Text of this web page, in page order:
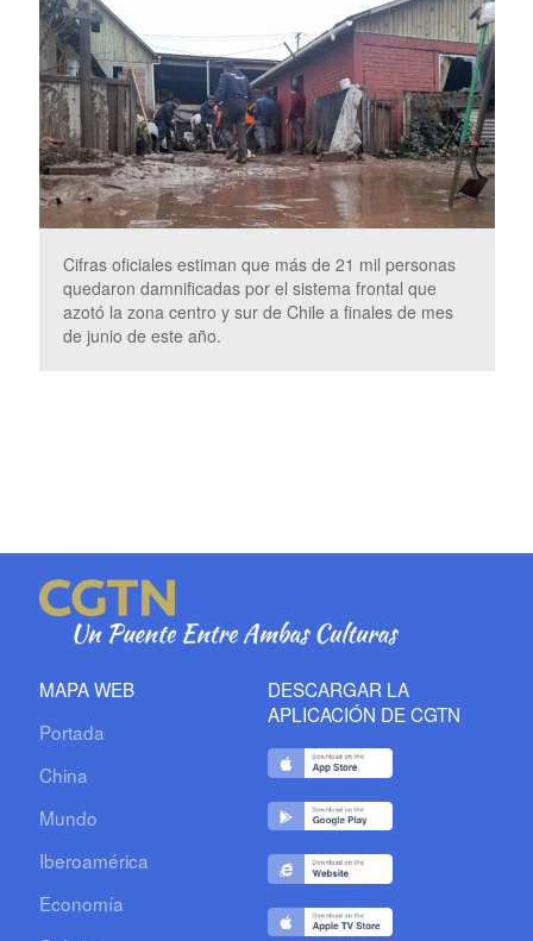
Cifras oficiales estiman que más de 21 mil personas
quedaron damnificadas por el sistema frontal que
azotó la zona centro y sur de Chile a finales de mes
de junio de este año.
MAPA WEB
Portada
China
Mundo
Iberoamérica
Economía
DESCARGAR LA
APLICACIÓN DE CGTN